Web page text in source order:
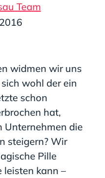
Team
widmen wir uns
wohl der ein
schon
hat,
Unternehmen die
steigern? Wir
Pille
leisten kann –